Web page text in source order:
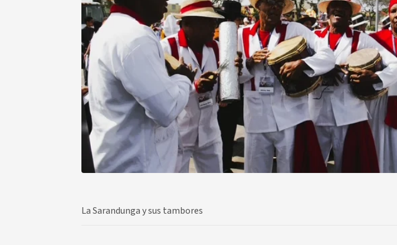
La Sarandunga y sus tambores